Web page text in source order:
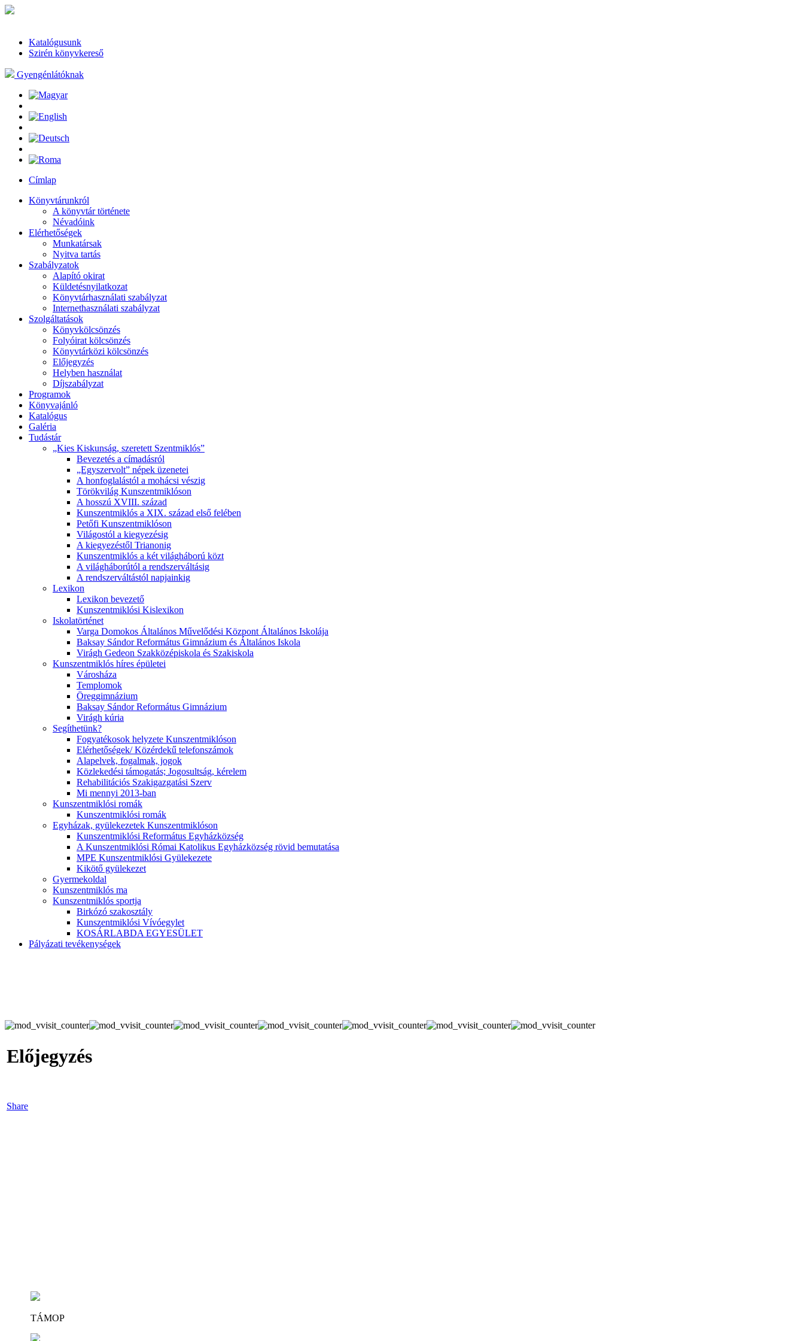
Katalógusunk
Szirén könyvkereső
Gyengénlátóknak
Címlap
Könyvtárunkról
A könyvtár története
Névadóink
Elérhetőségek
Munkatársak
Nyitva tartás
Szabályzatok
Alapító okirat
Küldetésnyilatkozat
Könyvtárhasználati szabályzat
Internethasználati szabályzat
Szolgáltatások
Könyvkölcsönzés
Folyóirat kölcsönzés
Könyvtárközi kölcsönzés
Előjegyzés
Helyben használat
Díjszabályzat
Programok
Könyvajánló
Katalógus
Galéria
Tudástár
„Kies Kiskunság, szeretett Szentmiklós”
Bevezetés a címadásról
„Egyszervolt” népek üzenetei
A honfoglalástól a mohácsi vészig
Törökvilág Kunszentmiklóson
A hosszú XVIII. század
Kunszentmiklós a XIX. század első felében
Petőfi Kunszentmiklóson
Világostól a kiegyezésig
A kiegyezéstől Trianonig
Kunszentmiklós a két világháború közt
A világháborútól a rendszerváltásig
A rendszerváltástól napjainkig
Lexikon
Lexikon bevezető
Kunszentmiklósi Kislexikon
Iskolatörténet
Varga Domokos Általános Művelődési Központ Általános Iskolája
Baksay Sándor Református Gimnázium és Általános Iskola
Virágh Gedeon Szakközépiskola és Szakiskola
Kunszentmiklós híres épületei
Városháza
Templomok
Öreggimnázium
Baksay Sándor Református Gimnázium
Virágh kúria
Segíthetünk?
Fogyatékosok helyzete Kunszentmiklóson
Elérhetőségek/ Közérdekű telefonszámok
Alapelvek, fogalmak, jogok
Közlekedési támogatás; Jogosultság, kérelem
Rehabilitációs Szakigazgatási Szerv
Mi mennyi 2013-ban
Kunszentmiklósi romák
Kunszentmiklósi romák
Egyházak, gyülekezetek Kunszentmiklóson
Kunszentmiklósi Református Egyházközség
A Kunszentmiklósi Római Katolikus Egyházközség rövid bemutatása
MPE Kunszentmiklósi Gyülekezete
Kikötő gyülekezet
Gyermekoldal
Kunszentmiklós ma
Kunszentmiklós sportja
Birkózó szakosztály
Kunszentmiklósi Vívóegylet
KOSÁRLABDA EGYESÜLET
Pályázati tevékenységek
Előjegyzés
Share
TÁMOP